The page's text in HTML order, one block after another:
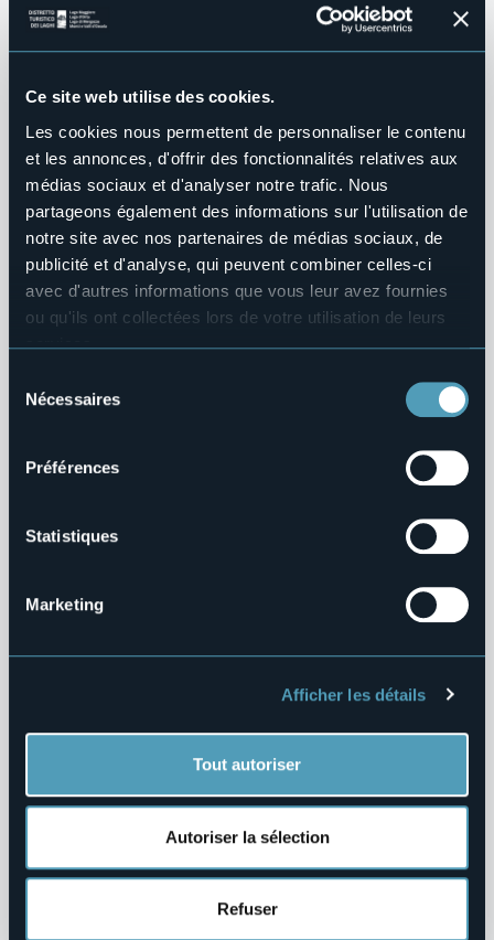
Ce site web utilise des cookies.
Les cookies nous permettent de personnaliser le contenu
et les annonces, d'offrir des fonctionnalités relatives aux
médias sociaux et d'analyser notre trafic. Nous
partageons également des informations sur l'utilisation de
notre site avec nos partenaires de médias sociaux, de
publicité et d'analyse, qui peuvent combiner celles-ci
avec d'autres informations que vous leur avez fournies
ou qu'ils ont collectées lors de votre utilisation de leurs
services.
manière de les gérer et de les supprimer,
cliquez ici
Nécessaires
Préférences
Statistiques
Marketing
Afficher les détails
Tout autoriser
Autoriser la sélection
Refuser
Formation
À propos de nous